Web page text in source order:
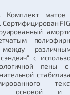
Комплект
между
с
пены
основой и